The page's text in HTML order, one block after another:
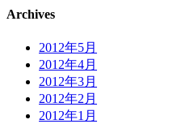
Archives
2012年5月
2012年4月
2012年3月
2012年2月
2012年1月